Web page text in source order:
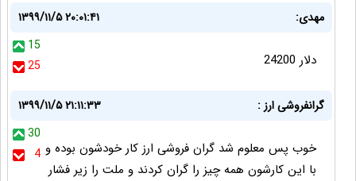
مهدی:
۱۳۹۹/۱۱/۵ ۲۰:۰۱:۴۱
15
25
دلار 24200
گرانفروشی ارز :
۱۳۹۹/۱۱/۵ ۲۱:۱۱:۳۳
30
4 خوب پس معلوم شد گران فروشی ارز کار خودشون بوده و
با این کارشون همه چیز را گران کردند و ملت را زیر فشار